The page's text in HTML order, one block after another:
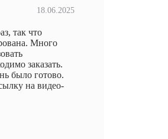
18.06.2025
так что
Много
заказать.
было готово.
на видео-